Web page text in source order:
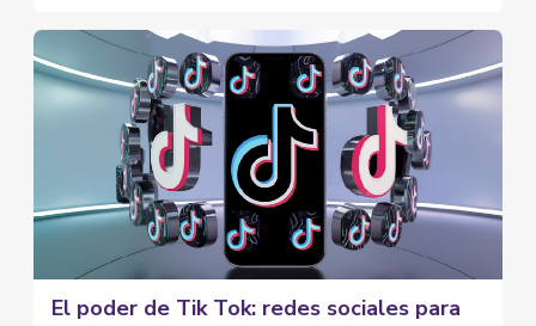
El poder de Tik Tok: redes sociales para